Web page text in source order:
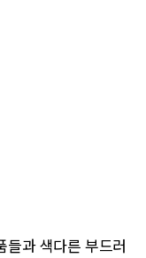
들과 색다른 부드러